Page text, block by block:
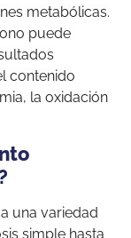
metabólicas.
puede
contenido
la oxidación
una variedad
simple hasta